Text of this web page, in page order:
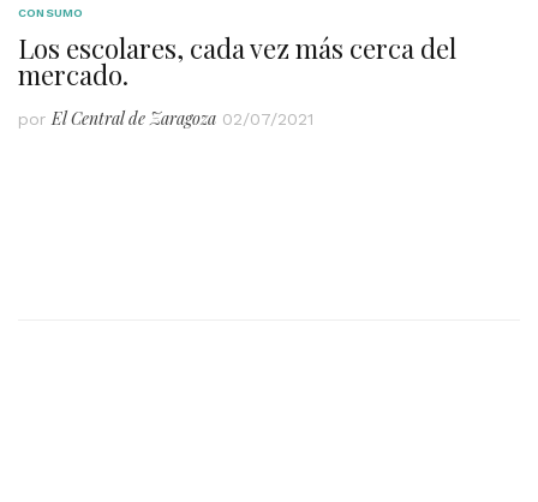
CONSUMO
Los escolares, cada vez más cerca del
mercado.
por El Central de Zaragoza 02/07/2021